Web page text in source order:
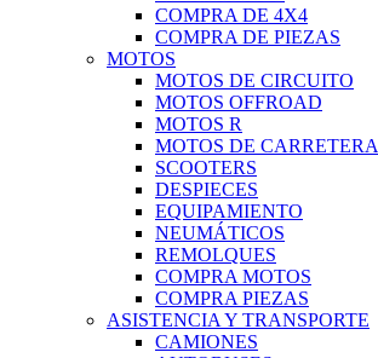
COMPRA DE 4X4
COMPRA DE PIEZAS
MOTOS
MOTOS DE CIRCUITO
MOTOS OFFROAD
MOTOS R
MOTOS DE CARRETERA
SCOOTERS
DESPIECES
EQUIPAMIENTO
NEUMÁTICOS
REMOLQUES
COMPRA MOTOS
COMPRA PIEZAS
ASISTENCIA Y TRANSPORTE
CAMIONES